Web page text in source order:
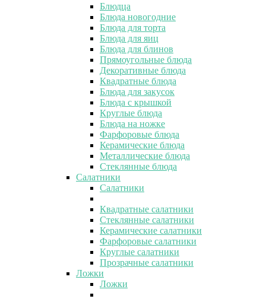
Блюдца
Блюда новогодние
Блюда для торта
Блюда для яиц
Блюда для блинов
Прямоугольные блюда
Декоративные блюда
Квадратные блюда
Блюда для закусок
Блюда с крышкой
Круглые блюда
Блюда на ножке
Фарфоровые блюда
Керамические блюда
Металлические блюда
Стеклянные блюда
Салатники
Салатники
Квадратные салатники
Стеклянные салатники
Керамические салатники
Фарфоровые салатники
Круглые салатники
Прозрачные салатники
Ложки
Ложки